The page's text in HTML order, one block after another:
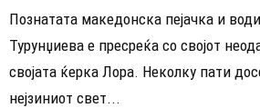
Познатата македонска пејачка и
Турунџиева е пресреќа со својот
својата ќерка Лора. Неколку пати
нејзиниот свет...